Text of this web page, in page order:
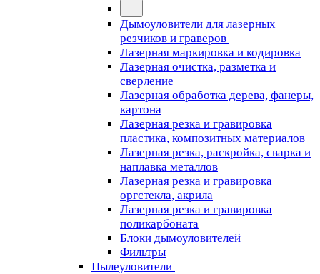
Дымоуловители для лазерных
резчиков и граверов
Лазерная маркировка и кодировка
Лазерная очистка, разметка и
сверление
Лазерная обработка дерева, фанеры,
картона
Лазерная резка и гравировка
пластика, композитных материалов
Лазерная резка, раскройка, сварка и
наплавка металлов
Лазерная резка и гравировка
оргстекла, акрила
Лазерная резка и гравировка
поликарбоната
Блоки дымоуловителей
Фильтры
Пылеуловители